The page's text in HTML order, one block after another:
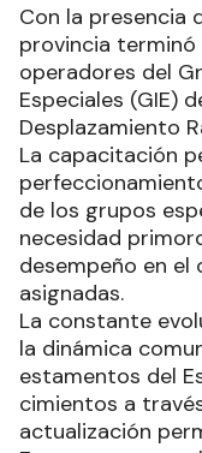
Con la presencia
provincia terminó
operadores del
Especiales (GIE)
Desplazamiento
La capacitación
de los grupos
necesidad
desempeño en el
asignadas.
La constante
la dinámica
estamentos del
cimientos a
actualización